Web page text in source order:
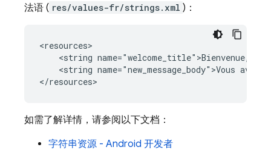
法语 ( res/values-fr/strings.xml )：
<string name="welcome_title">Bienvenue,
<string name="new_message_body">Vous avez
如需了解详情，请参阅以下文档：
字符串资源 - Android 开发者